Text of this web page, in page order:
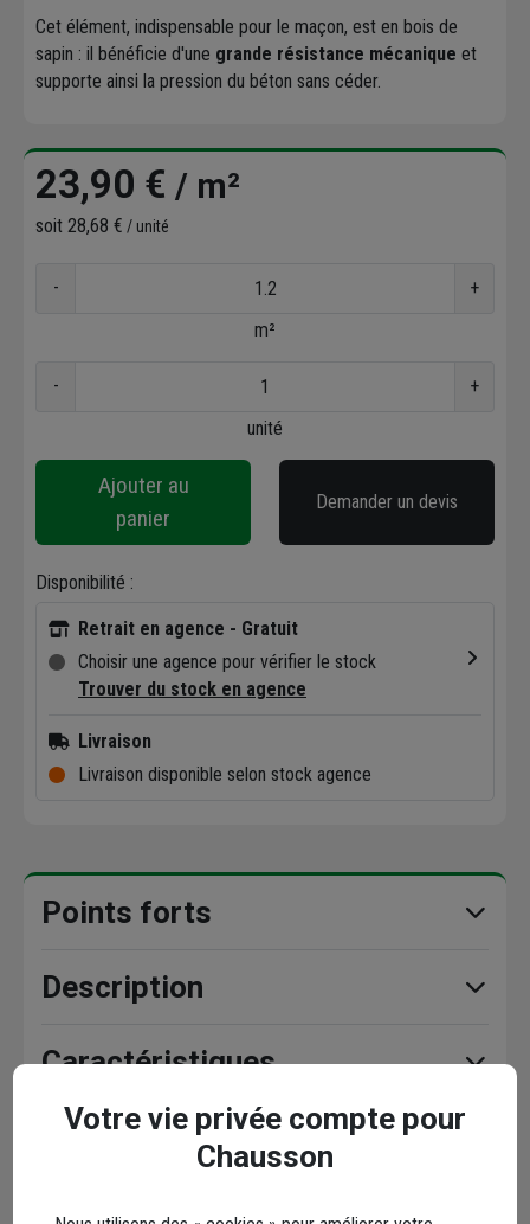
Cet élément, indispensable pour le maçon, est en bois de
sapin : il bénéficie d'une grande résistance mécanique et
supporte ainsi la pression du béton sans céder.
23,90 € / m²
soit 28,68 € / unité
-
+
m²
-
+
unité
Ajouter au
panier
Demander un devis
Disponibilité :
Retrait en agence - Gratuit
Choisir une agence pour vérifier le stock
Trouver du stock en agence
Livraison
Livraison disponible selon stock agence
Points forts
Description
Caractéristiques
Votre vie privée compte pour
Chausson